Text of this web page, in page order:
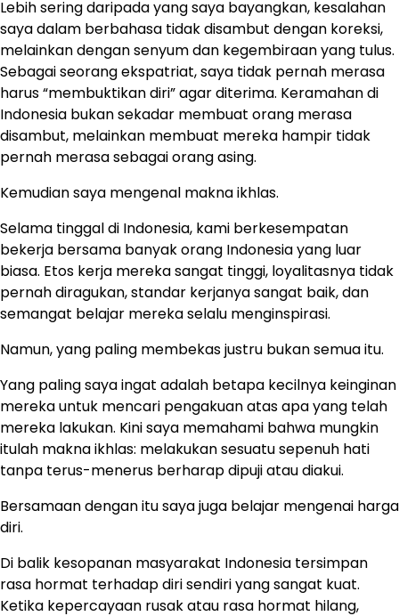
Lebih sering daripada yang saya bayangkan, kesalahan
saya dalam berbahasa tidak disambut dengan koreksi,
melainkan dengan senyum dan kegembiraan yang tulus.
Sebagai seorang ekspatriat, saya tidak pernah merasa
harus “membuktikan diri” agar diterima. Keramahan di
Indonesia bukan sekadar membuat orang merasa
disambut, melainkan membuat mereka hampir tidak
pernah merasa sebagai orang asing.
Kemudian saya mengenal makna ikhlas.
Selama tinggal di Indonesia, kami berkesempatan
bekerja bersama banyak orang Indonesia yang luar
biasa. Etos kerja mereka sangat tinggi, loyalitasnya tidak
pernah diragukan, standar kerjanya sangat baik, dan
semangat belajar mereka selalu menginspirasi.
Namun, yang paling membekas justru bukan semua itu.
Yang paling saya ingat adalah betapa kecilnya keinginan
mereka untuk mencari pengakuan atas apa yang telah
mereka lakukan. Kini saya memahami bahwa mungkin
itulah makna ikhlas: melakukan sesuatu sepenuh hati
tanpa terus-menerus berharap dipuji atau diakui.
Bersamaan dengan itu saya juga belajar mengenai harga
diri.
Di balik kesopanan masyarakat Indonesia tersimpan
rasa hormat terhadap diri sendiri yang sangat kuat.
Ketika kepercayaan rusak atau rasa hormat hilang,